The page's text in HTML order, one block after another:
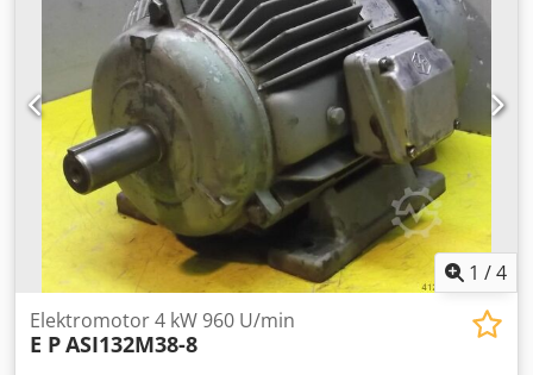
1 /4
Elektromotor 4 kW 960 U/min
E PASI132M38-8